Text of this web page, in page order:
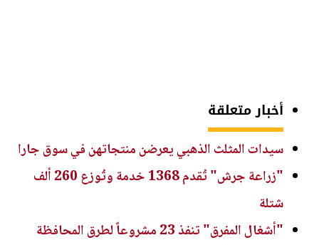
أخبار متعلقة
سيدات المثلث الذهبي يعرضن منتجاتهن في سوق جارا
"زراعة جرش" تُقدم 1368 خدمة وتُوزع 260 ألف
شتلة
"أشغال المفرق" تنفذ 23 مشروعاً لطرق المحافظة